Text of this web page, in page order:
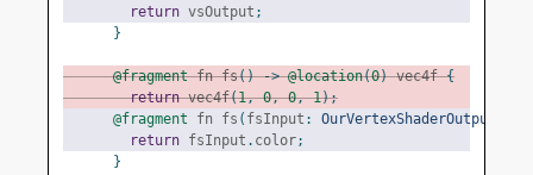
return vsOutput ;
}
@fragment fn fs() -> @location(0) vec4f {
return vec4f(1, 0, 0, 1);
@fragment fn fs ( fsInput : OurVertexShaderOutput
return fsInput . color;
}